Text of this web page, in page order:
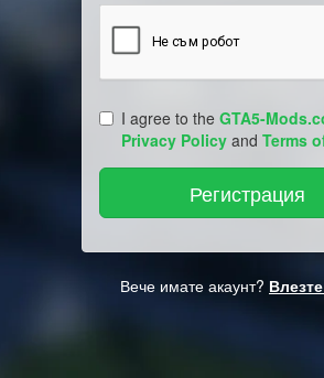
I agree to the GTA5-
Privacy Policy and Terms
Вече имате акаунт?